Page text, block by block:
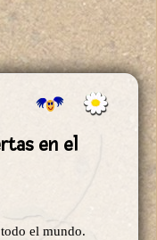
en el
el mundo.